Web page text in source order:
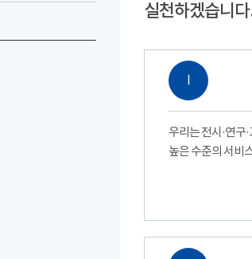
실천하겠습니
Ⅰ
우리는 전시·연구
높은 수준의 서비